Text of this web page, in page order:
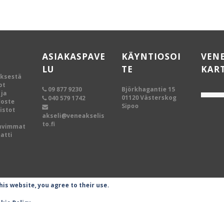
ASIAKASPAVE
LU
09 877 9230
040 579 1742
akseli@veneakselis
to.fi
KÄYNTIOSOI
TE
Björkhagantie 15
01120 Västerskog
Sipoo
website, you agree to their use.